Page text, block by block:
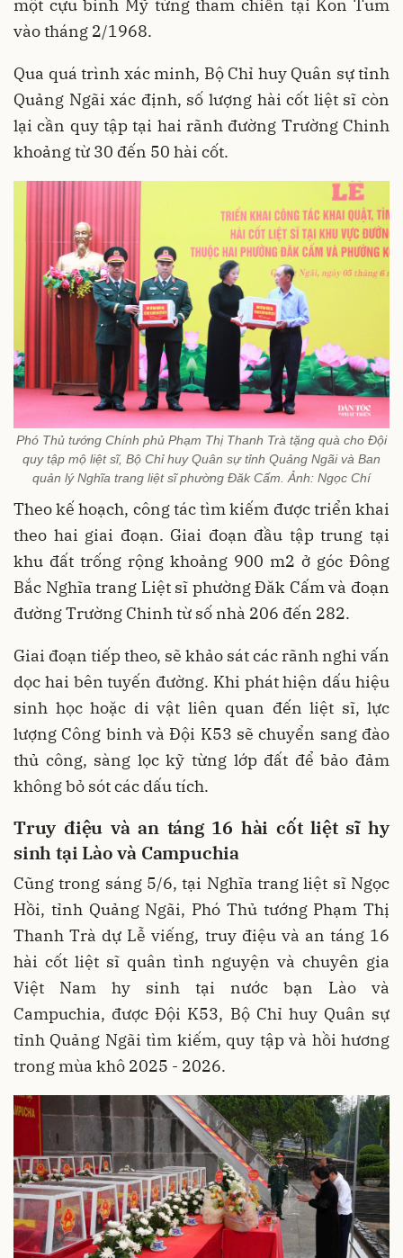
một cựu binh Mỹ từng tham chiến tại Kon Tum
vào tháng 2/1968.
Qua quá trình xác minh, Bộ Chỉ huy Quân sự tỉnh
Quảng Ngãi xác định, số lượng hài cốt liệt sĩ còn
lại cần quy tập tại hai rãnh đường Trường Chinh
khoảng từ 30 đến 50 hài cốt.
Phó Thủ tướng Chính phủ Phạm Thị Thanh Trà tặng quà cho Đội
quy tập mộ liệt sĩ, Bộ Chỉ huy Quân sự tỉnh Quảng Ngãi và Ban
quản lý Nghĩa trang liệt sĩ phường Đăk Cấm. Ảnh: Ngọc Chí
Theo kế hoạch, công tác tìm kiếm được triển khai
theo hai giai đoạn. Giai đoạn đầu tập trung tại
khu đất trống rộng khoảng 900 m2 ở góc Đông
Bắc Nghĩa trang Liệt sĩ phường Đăk Cấm và đoạn
đường Trường Chinh từ số nhà 206 đến 282.
Giai đoạn tiếp theo, sẽ khảo sát các rãnh nghi vấn
dọc hai bên tuyến đường. Khi phát hiện dấu hiệu
sinh học hoặc di vật liên quan đến liệt sĩ, lực
lượng Công binh và Đội K53 sẽ chuyển sang đào
thủ công, sàng lọc kỹ từng lớp đất để bảo đảm
không bỏ sót các dấu tích.
Truy điệu và an táng 16 hài cốt liệt sĩ hy
sinh tại Lào và Campuchia
Cũng trong sáng 5/6, tại Nghĩa trang liệt sĩ Ngọc
Hồi, tỉnh Quảng Ngãi, Phó Thủ tướng Phạm Thị
Thanh Trà dự Lễ viếng, truy điệu và an táng 16
hài cốt liệt sĩ quân tình nguyện và chuyên gia
Việt Nam hy sinh tại nước bạn Lào và
Campuchia, được Đội K53, Bộ Chỉ huy Quân sự
tỉnh Quảng Ngãi tìm kiếm, quy tập và hồi hương
trong mùa khô 2025 - 2026.